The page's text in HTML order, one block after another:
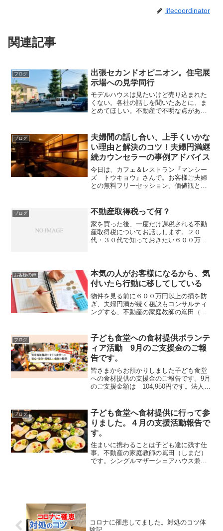
lifecoordinator
関連記事
ブログ
出張セカンドオピニオン。住宅展
示場への見学同行
モデルハウスは見たいけど売り込まれた
くない。各社の話しを聞いたあとに、ま
とめてほしい。不動産で不明な点があ
と、物件探しに動き出そうと思えたよう
です。
ブログ
夫婦間の話し合い、上手くいかな
い理由と解決のコツ！夫婦円満継
続カウンセラーの事例アドバイス
今日は、カフェ＆レストラン『マンシー
ズ トウキョウ』さんで。お客様ご夫婦
との無料フリーセッション。価値観とラ
ば、気軽に無料セッションを使ってくだ
さるお客様。実は好きです。...
ブログ 不動産取得税って何？
家を買った後、一度だけ課税される不動
産取得税についてお話しします。２０
代・３０代で知っておきたい６００万円
るのが不動産取得税不動産を買...
お客様の声
本気の人がお客様になるから、気
付いたら行動に移してしている
物件を見る前に６００万円以上の損を防
ぎ、夫婦円満が続く秘訣もコンサルティ
ングする、不動産の家庭教師の嶌田（し
（ＦＰ）が付いたほうが興味も考え方も
変わって住まいへの指示も...
ブログ
子ども食堂への食材提供ボランテ
ィア活動 9月のご支援金のご報
告です。
皆さまからお預かりしました子ども食堂
への食材提供の支援金のご報告です。9月
のご支援金額は 104,950円です。法人向
わせていただき、子ども達に届けてまい
ります。新たな...
ブログ
子ども食堂へ食材提供に行って参
りました。４月の支援活動報告で
す。
住まいに携わることは子ども達に残す仕
事。不動産の家庭教師の嶌田（しまだ）
です。シングルマザーシェアハウス兼子
コロナに罹患してました。対処のコツ体